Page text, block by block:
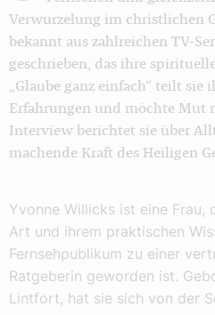
Verwurzelung im christlichen
bekannt aus zahlreichen TV-
geschrieben, das ihre
„Glaube ganz einfach“ teilt sie
Erfahrungen und möchte Mut
Interview berichtet sie über
machende Kraft des Heiligen
Yvonne Willicks ist eine Frau,
Art und ihrem praktischen
Fernsehpublikum zu einer
Ratgeberin geworden ist.
Lintfort, hat sie sich von der